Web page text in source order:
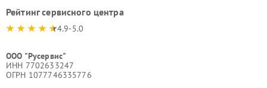
Рейтинг сервисного центра
4.9-5.0
ООО "Русервис"
ИНН 7702633247
ОГРН 1077746335776